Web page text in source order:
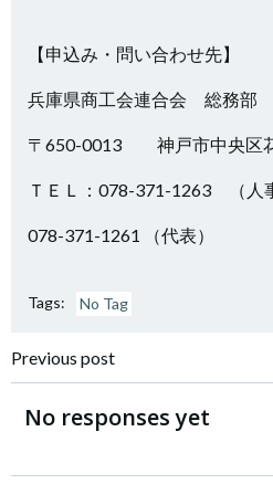
【申込み・問い合わせ先】
兵庫県商工会連合会 総務部
〒650-0013 神戸市中央区
ＴＥＬ：078-371-1263 （人
078-371-1261 （代表）
Tags: No Tag
投
稿
ナ
Previous post
No responses yet